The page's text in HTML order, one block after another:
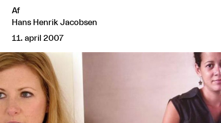
Af
Hans Henrik Jacobsen
11. april 2007